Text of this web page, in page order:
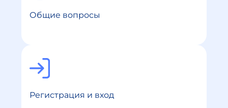
Общие вопросы
Регистрация и вход